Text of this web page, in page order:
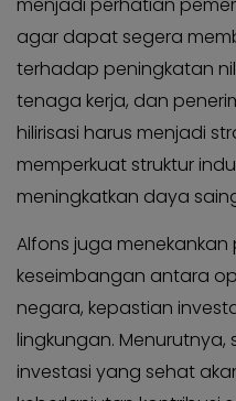
agar dapat segera
terhadap peningkatan
tenaga kerja, dan
hilirisasi harus menjadi
memperkuat struktur
meningkatkan daya
Alfons juga
keseimbangan antara
negara, kepastian
lingkungan. Menurutnya,
investasi yang sehat